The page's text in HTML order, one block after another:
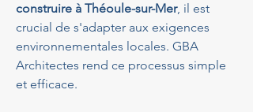
construire à Théoule-sur-Mer, il est
crucial de s'adapter aux exigences
environnementales locales. GBA
Architectes rend ce processus simple
et efficace.